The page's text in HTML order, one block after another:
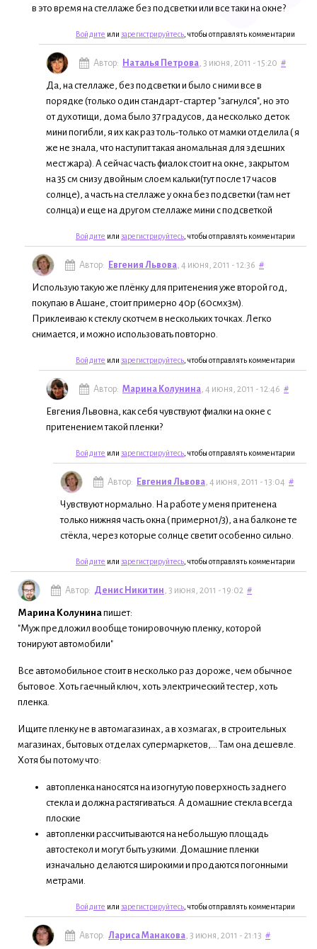
в это время на стеллаже без подсветки или все таки на окне?
Войдите или зарегистрируйтесь , чтобы отправлять комментарии
Автор: Наталья Петрова , 3 июня, 2011 - 15:20 #
Да, на стеллаже, без подсветки и было с ними все в
порядке (только один стандарт-стартер "загнулся", но это
от духотищи, дома было 37 градусов, да несколько деток
мини погибли, я их как раз толь-только от мамки отделила ( я
же не знала, что наступит такая аномальная для здешних
мест жара). А сейчас часть фиалок стоит на окне, закрытом
на 35 см снизу двойным слоем кальки(тут после 17 часов
солнце), а часть на стеллаже у окна без подсветки (там нет
солнца) и еще на другом стеллаже мини с подсветкой
Войдите или зарегистрируйтесь , чтобы отправлять комментарии
Автор: Евгения Львова , 4 июня, 2011 - 12:36 #
Использую такую же плёнку для притенения уже второй год,
покупаю в Ашане, стоит примерно 40р (60смх3м).
Приклеиваю к стеклу скотчем в нескольких точках. Легко
снимается, и можно использовать повторно.
Войдите или зарегистрируйтесь , чтобы отправлять комментарии
Автор: Марина Колунина , 4 июня, 2011 - 12:46 #
Евгения Львовна, как себя чувствуют фиалки на окне с
притенением такой пленки?
Войдите или зарегистрируйтесь , чтобы отправлять комментарии
Автор: Евгения Львова , 4 июня, 2011 - 13:04 #
Чувствуют нормально. На работе у меня притенена
только нижняя часть окна ( примерно1/3), а на балконе те
стёкла, через которые солнце светит особенно сильно.
Войдите или зарегистрируйтесь , чтобы отправлять комментарии
Автор: Денис Никитин , 3 июня, 2011 - 19:02 #
Марина Колунинапишет:
"Муж предложил вообще тонировочную пленку, которой
тонируют автомобили"
Все автомобильное стоит в несколько раз дороже, чем обычное
бытовое. Хоть гаечный ключ, хоть электрический тестер, хоть
пленка.
Ищите пленку не в автомагазинах, а в хозмагах, в строительных
магазинах, бытовых отделах супермаркетов,... Там она дешевле.
Хотя бы потому что:
автопленка наносятся на изогнутую поверхность заднего
стекла и должна растягиваться. А домашние стекла всегда
плоские
автопленки рассчитываются на небольшую площадь
автостекол и могут быть узкими. Домашние пленки
изначально делаются широкими и продаются погонными
метрами.
Войдите или зарегистрируйтесь , чтобы отправлять комментарии
Автор: Лариса Манакова , 3 июня, 2011 - 21:13 #